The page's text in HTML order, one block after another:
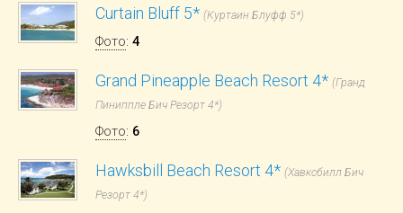
Curtain Bluff 5* (Куртаин Блуфф 5*)
Фото: 4
Grand Pineapple Beach Resort 4* (Гранд
Пиниппле Бич Резорт 4*)
Фото: 6
Hawksbill Beach Resort 4* (Хавксбилл Бич
Резорт 4*)